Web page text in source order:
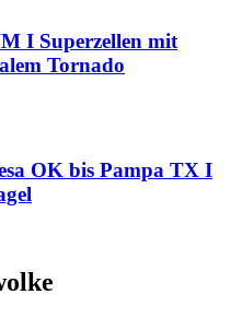
I Superzellen mit
Tornado
OK bis Pampa TX I